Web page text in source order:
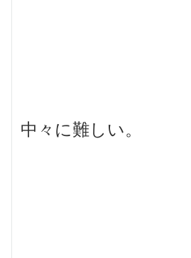
中々に難しい。